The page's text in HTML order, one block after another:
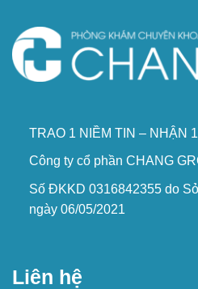
TRAO 1 NIỀM TIN – NHẬN
Công ty cổ phần CHANG
Số ĐKKD 0316842355 do
ngày 06/05/2021
Liên hệ